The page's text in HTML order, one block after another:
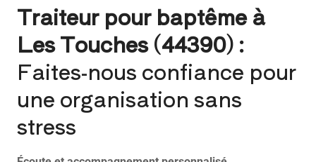
Traiteur pour baptême à
Les Touches (44390) :
Faites-nous confiance pour
une organisation sans
stress